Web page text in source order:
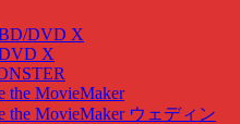
DVD X
X
the MovieMaker
the MovieMaker ウェディン